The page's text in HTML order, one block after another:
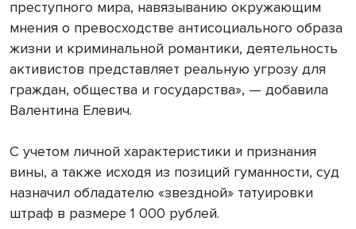
преступного мира, навязыванию окружающим
мнения о превосходстве антисоциального образа
жизни и криминальной романтики, деятельность
активистов представляет реальную угрозу для
граждан, общества и государства», — добавила
Валентина Елевич.
С учетом личной характеристики и признания
вины, а также исходя из позиций гуманности, суд
назначил обладателю «звездной» татуировки
штраф в размере 1 000 рублей.